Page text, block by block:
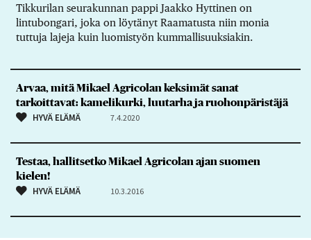
Tikkurilan seurakunnan pappi Jaakko Hyttinen on
lintubongari, joka on löytänyt Raamatusta niin monia
tuttuja lajeja kuin luomistyön kummallisuuksiakin.
Arvaa, mitä Mikael Agricolan keksimät sanat
tarkoittavat: kamelikurki, luutarha ja ruohonpäristäjä
HYVÄ ELÄMÄ 7.4.2020
Testaa, hallitsetko Mikael Agricolan ajan suomen
kielen!
HYVÄ ELÄMÄ 10.3.2016